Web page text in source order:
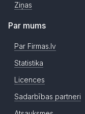
Ziņas
Par mums
Par Firmas.lv
Statistika
Licences
Sadarbības partneri